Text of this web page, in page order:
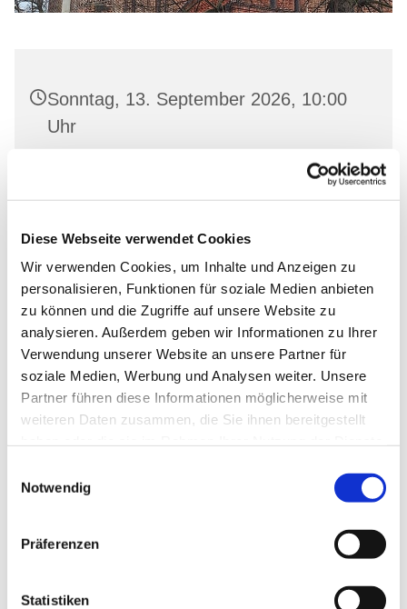
Diese Webseite verwendet Cookies
Wir verwenden Cookies, um Inhalte und Anzeigen zu
personalisieren, Funktionen für soziale Medien anbieten
zu können und die Zugriffe auf unsere Website zu
analysieren. Außerdem geben wir Informationen zu Ihrer
Verwendung unserer Website an unsere Partner für
soziale Medien, Werbung und Analysen weiter. Unsere
Partner führen diese Informationen möglicherweise mit
weiteren Daten zusammen, die Sie ihnen bereitgestellt
Notwendig
Präferenzen
Statistiken
Sonntag, 13. September 2026, 10:00
Uhr
Uchtenhagenstr. 4, 16259 Bad
Freienwalde